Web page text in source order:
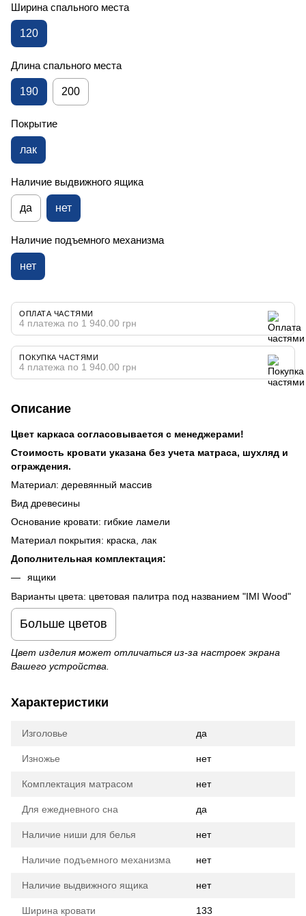
Ширина спального места
120
Длина спального места
190 200
Покрытие
лак
Наличие выдвижного ящика
да нет
Наличие подъемного механизма
нет
ОПЛАТА ЧАСТЯМИ
4 платежа по 1 940.00 грн
ПОКУПКА ЧАСТЯМИ
4 платежа по 1 940.00 грн
Описание
Цвет каркаса согласовывается с менеджерами!
Стоимость кровати указана без учета матраса, шухляд и
ограждения.
Материал: деревянный массив
Вид древесины
Основание кровати: гибкие ламели
Материал покрытия: краска, лак
Дополнительная комплектация:
ящики
Варианты цвета: цветовая палитра под названием "IMI Wood"
Больше цветов
Цвет изделия может отличаться из-за настроек экрана
Вашего устройства.
Характеристики
Изголовье да
Изножье нет
Комплектация матрасом нет
Для ежедневного сна да
Наличие ниши для белья нет
Наличие подъемного механизма нет
Наличие выдвижного ящика нет
Ширина кровати 133